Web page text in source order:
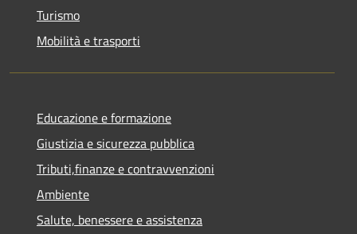
Turismo
Mobilità e trasporti
Educazione e formazione
Giustizia e sicurezza pubblica
Tributi,finanze e contravvenzioni
Ambiente
Salute, benessere e assistenza